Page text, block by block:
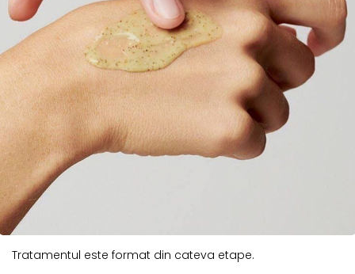
Tratamentul este format din cateva etape.